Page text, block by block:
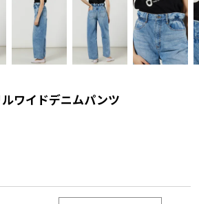
ワイドデニムパンツ